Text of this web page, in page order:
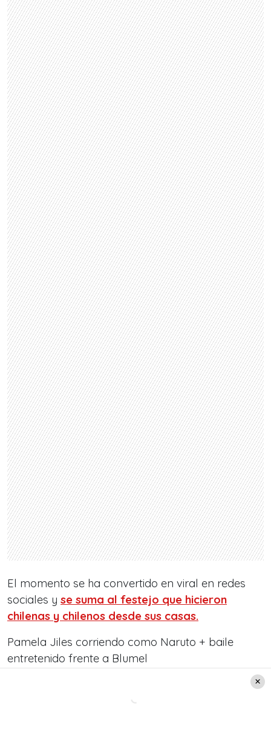
El momento se ha convertido en viral en redes
sociales y se suma al festejo que hicieron
chilenas y chilenos desde sus casas.
Pamela Jiles corriendo como Naruto + baile
entretenido frente a Blumel